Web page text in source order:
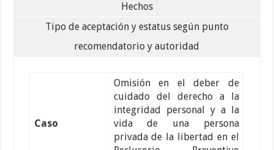
Hechos
Tipo de aceptación y estatus según punto
recomendatorio y autoridad
Caso
Omisión en el deber de
cuidado del derecho a la
integridad personal y a la
vida de una persona
privada de la libertad en el